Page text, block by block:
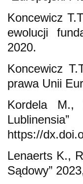
Koncewicz
ewolucji
2020.
Koncewicz
prawa Unii
Kordela M.,
https://
Lenaerts K.,
Sądowy”